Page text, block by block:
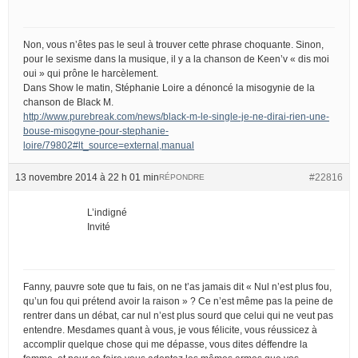
Non, vous n’êtes pas le seul à trouver cette phrase choquante. Sinon,
pour le sexisme dans la musique, il y a la chanson de Keen’v « dis moi
oui » qui prône le harcèlement.
Dans Show le matin, Stéphanie Loire a dénoncé la misogynie de la
chanson de Black M.
http://www.purebreak.com/news/black-m-le-single-je-ne-dirai-rien-une-
bouse-misogyne-pour-stephanie-
loire/79802#lt_source=external,manual
13 novembre 2014 à 22 h 01 min #22816
RÉPONDRE
L’indigné
Invité
Fanny, pauvre sote que tu fais, on ne t’as jamais dit « Nul n’est plus fou,
qu’un fou qui prétend avoir la raison » ? Ce n’est même pas la peine de
rentrer dans un débat, car nul n’est plus sourd que celui qui ne veut pas
entendre. Mesdames quant à vous, je vous félicite, vous réussicez à
accomplir quelque chose qui me dépasse, vous dites déffendre la